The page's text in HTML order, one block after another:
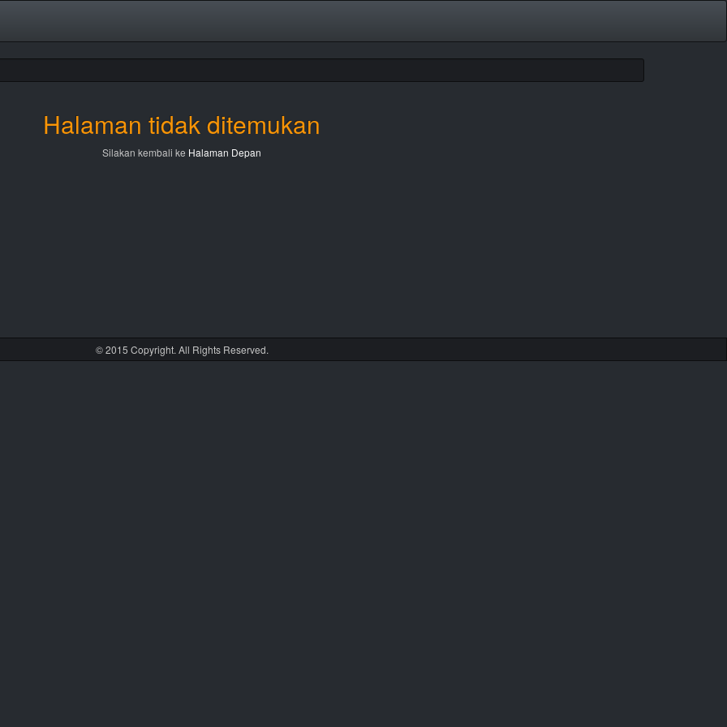
Halaman tidak ditemukan
Silakan kembali ke Halaman Depan
© 2015 Copyright. All Rights Reserved.